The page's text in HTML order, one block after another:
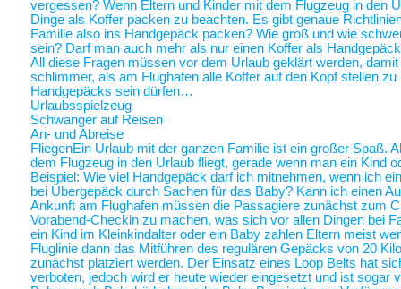
vergessen? Wenn Eltern und Kinder mit dem Flugzeug in den
Dinge als Koffer packen zu beachten. Es gibt genaue
Familie also ins Handgepäck packen? Wie groß und wie
sein? Darf man auch mehr als nur einen Koffer als
All diese Fragen müssen vor dem Urlaub geklärt werden,
schlimmer, als am Flughafen alle Koffer auf den Kopf stellen
Handgepäcks sein dürfen…
Urlaubsspielzeug
Schwanger auf Reisen
An- und Abreise
FliegenEin Urlaub mit der ganzen Familie ist ein großer Spaß.
dem Flugzeug in den Urlaub fliegt, gerade wenn man ein Kind
Beispiel: Wie viel Handgepäck darf ich mitnehmen, wenn ich
bei Übergepäck durch Sachen für das Baby? Kann ich einen
Ankunft am Flughafen müssen die Passagiere zunächst zum
Vorabend-Checkin zu machen, was sich vor allen Dingen bei
ein Kind im Kleinkindalter oder ein Baby zahlen Eltern meist
Fluglinie dann das Mitführen des regulären Gepäcks von 20
zunächst platziert werden. Der Einsatz eines Loop Belts hat
verboten, jedoch wird er heute wieder eingesetzt und ist sogar